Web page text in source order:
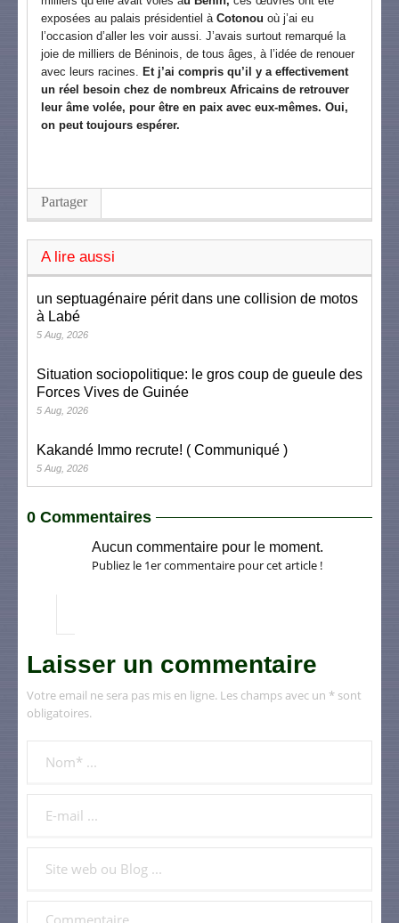
exposées au palais présidentiel à Cotonou où j’ai eu
l’occasion d’aller les voir aussi. J’avais surtout remarqué la
joie de milliers de Béninois, de tous âges, à l’idée de renouer
avec leurs racines. Et j’ai compris qu’il y a effectivement
un réel besoin chez de nombreux Africains de retrouver
leur âme volée, pour être en paix avec eux-mêmes. Oui,
on peut toujours espérer.
Partager
A lire aussi
un septuagénaire périt dans une collision de motos
à Labé
5 Aug, 2026
Situation sociopolitique: le gros coup de gueule des
Forces Vives de Guinée
5 Aug, 2026
Kakandé Immo recrute! ( Communiqué )
5 Aug, 2026
0 Commentaires
Aucun commentaire pour le moment.
Publiez le 1er commentaire pour cet article !
Laisser un commentaire
Votre email ne sera pas mis en ligne. Les champs avec un * sont
obligatoires.